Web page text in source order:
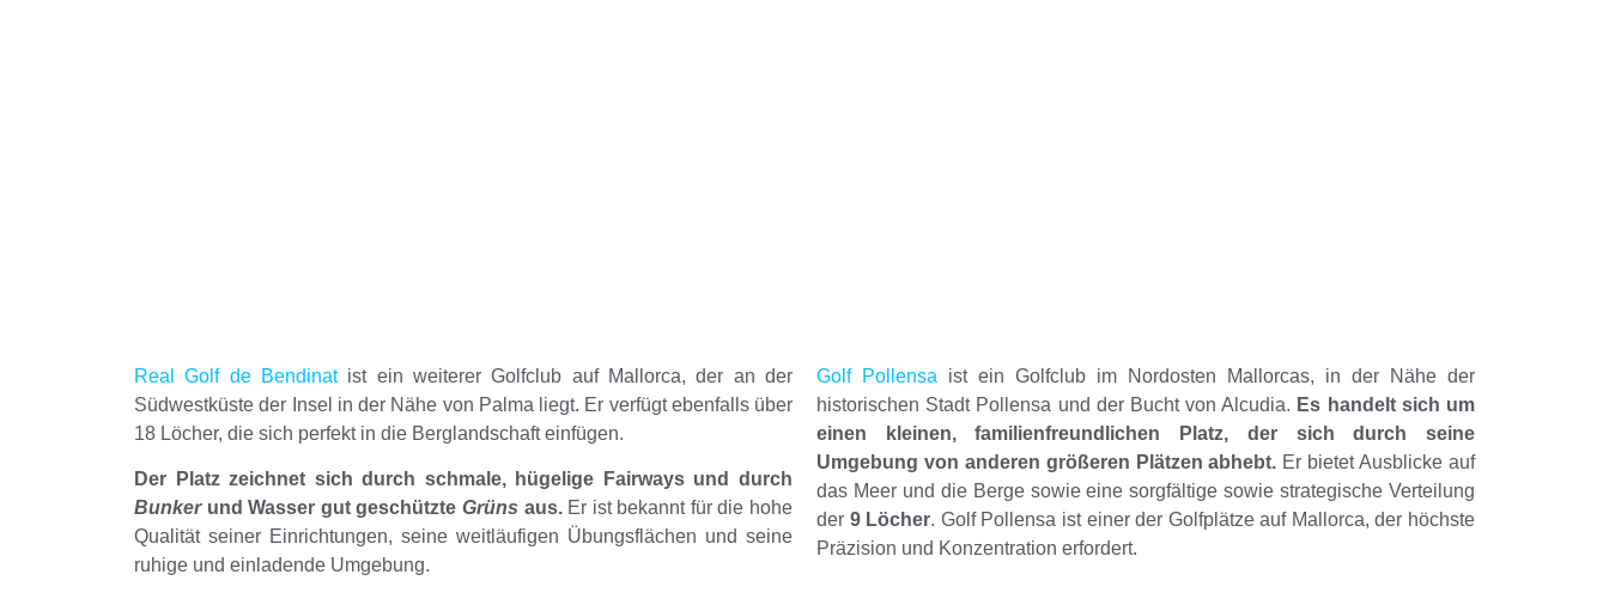
Real Golf de Bendinatist ein weiterer Golfclub auf Mallorca, der an der
Südwestküste der Insel in der Nähe von Palma liegt. Er verfügt ebenfalls über
18 Löcher, die sich perfekt in die Berglandschaft einfügen.
Der Platz zeichnet sich durch schmale, hügelige Fairways und durch
Bunkerund Wasser gut geschützte Grüns aus.Er ist bekannt für die hohe
Qualität seiner Einrichtungen, seine weitläufigen Übungsflächen und seine
ruhige und einladende Umgebung.
Golf Pollensa ist ein Golfclub im Nordosten Mallorcas, in der Nähe der
historischen Stadt Pollensa und der Bucht von Alcudia. Es handelt sich um
einen kleinen, familienfreundlichen Platz, der sich durch seine
Umgebung von anderen größeren Plätzen abhebt. Er bietet Ausblicke auf
das Meer und die Berge sowie eine sorgfältige sowie strategische Verteilung
der 9 Löcher. Golf Pollensa ist einer der Golfplätze auf Mallorca, der höchste
Präzision und Konzentration erfordert.